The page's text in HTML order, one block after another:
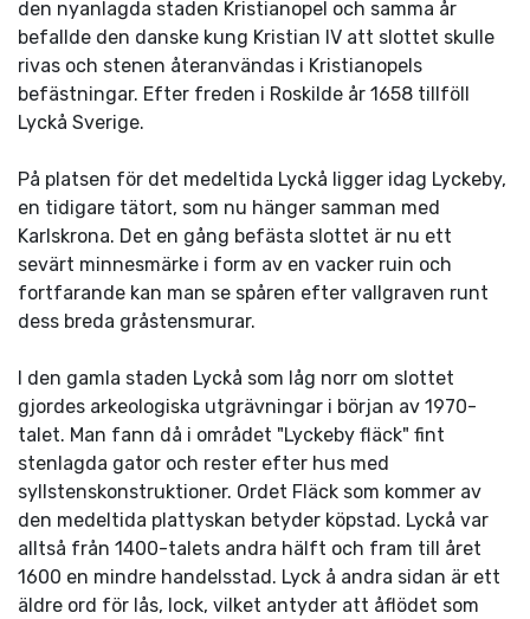
den nyanlagda staden Kristianopel och samma år
befallde den danske kung Kristian IV att slottet skulle
rivas och stenen återanvändas i Kristianopels
befästningar. Efter freden i Roskilde år 1658 tillföll
Lyckå Sverige.
På platsen för det medeltida Lyckå ligger idag Lyckeby,
en tidigare tätort, som nu hänger samman med
Karlskrona. Det en gång befästa slottet är nu ett
sevärt minnesmärke i form av en vacker ruin och
fortfarande kan man se spåren efter vallgraven runt
dess breda gråstensmurar.
I den gamla staden Lyckå som låg norr om slottet
gjordes arkeologiska utgrävningar i början av 1970-
talet. Man fann då i området "Lyckeby fläck" fint
stenlagda gator och rester efter hus med
syllstenskonstruktioner. Ordet Fläck som kommer av
den medeltida plattyskan betyder köpstad. Lyckå var
alltså från 1400-talets andra hälft och fram till året
1600 en mindre handelsstad. Lyck å andra sidan är ett
äldre ord för lås, lock, vilket antyder att åflödet som